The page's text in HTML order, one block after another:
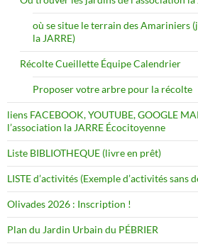
où se situe le terrain des Amariniers
la JARRE)
Récolte Cueillette Équipe Calendrier
Proposer votre arbre pour la récolte
liens FACEBOOK, YOUTUBE, GOOGLE
l’association la JARRE Écocitoyenne
Liste BIBLIOTHEQUE (livre en prêt)
LISTE d’activités (Exemple d’activités sans
Olivades 2026 : Inscription !
Plan du Jardin Urbain du PÉBRIER